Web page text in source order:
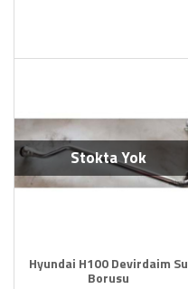
Stokta Yok
Hyundai H100 Devirdaim Su
Borusu